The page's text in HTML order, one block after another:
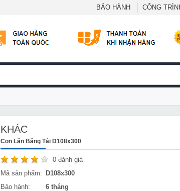
BẢO HÀNH CÔNG
KHÁC
Con Lăn Băng Tải D108x300
0 đánh giá
Mã sản phẩm:
D108x300
Bảo hành:
6 tháng